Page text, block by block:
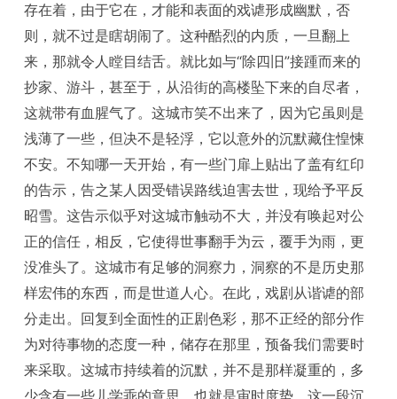
存在着，由于它在，才能和表面的戏谑形成幽默，否
则，就不过是瞎胡闹了。这种酷烈的内质，一旦翻上
来，那就令人瞠目结舌。就比如与“除四旧”接踵而来的
抄家、游斗，甚至于，从沿街的高楼坠下来的自尽者，
这就带有血腥气了。这城市笑不出来了，因为它虽则是
浅薄了一些，但决不是轻浮，它以意外的沉默藏住惶悚
不安。不知哪一天开始，有一些门扉上贴出了盖有红印
的告示，告之某人因受错误路线迫害去世，现给予平反
昭雪。这告示似乎对这城市触动不大，并没有唤起对公
正的信任，相反，它使得世事翻手为云，覆手为雨，更
没准头了。这城市有足够的洞察力，洞察的不是历史那
样宏伟的东西，而是世道人心。在此，戏剧从谐谑的部
分走出。回复到全面性的正剧色彩，那不正经的部分作
为对待事物的态度一种，储存在那里，预备我们需要时
来采取。这城市持续着的沉默，并不是那样凝重的，多